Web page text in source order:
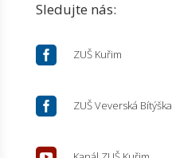
Sledujte nás:
 ZUŠ Kuřim
 ZUŠ Veverská Bítýška